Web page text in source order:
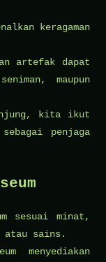
keragaman
artefak dapat
maupun
kita ikut
sebagai penjaga
sesuai minat,
atau sains.
menyediakan